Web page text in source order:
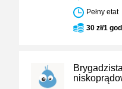
Pełny etat
30 zł/1